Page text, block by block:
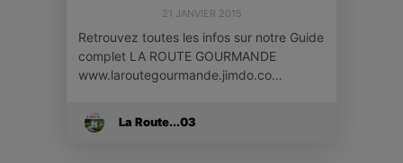
21 JANVIER 2015
Retrouvez toutes les infos sur notre Guide
complet LA ROUTE GOURMANDE
www.laroutegourmande.jimdo.co…
La Route...03